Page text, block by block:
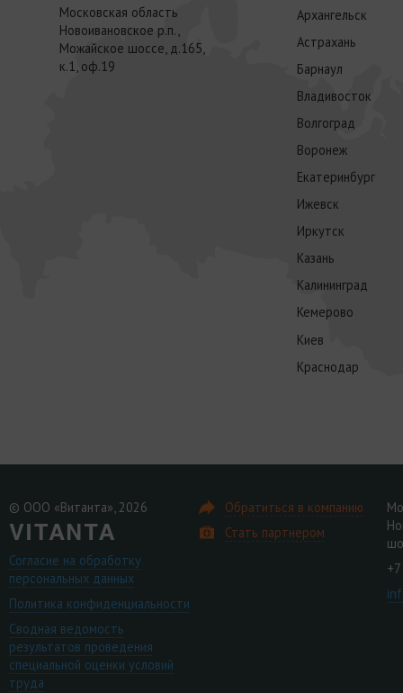
Московская область
Новоивановское р.п.,
Можайское шоссе, д.165,
к.1, оф.19
Архангельск
Астрахань
Барнаул
Владивосток
Волгоград
Воронеж
Екатеринбург
Ижевск
Иркутск
Казань
Калининград
Кемерово
Киев
Краснодар
© ООО «Витанта», 2026
Согласие на обработку
персональных данных
Политика конфиденциальности
Сводная ведомость
результатов проведения
специальной оценки условий
труда
Обратиться в компанию
Стать партнером